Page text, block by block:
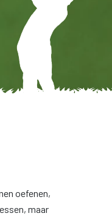
oefenen,
maar